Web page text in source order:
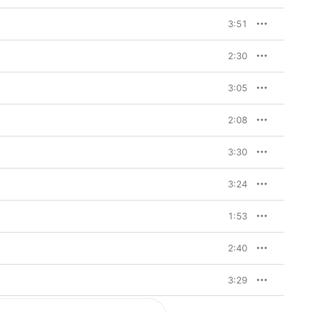
3:51
2:30
3:05
2:08
3:30
3:24
1:53
2:40
3:29